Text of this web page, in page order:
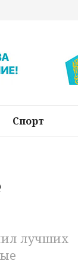
Спорт
лучших